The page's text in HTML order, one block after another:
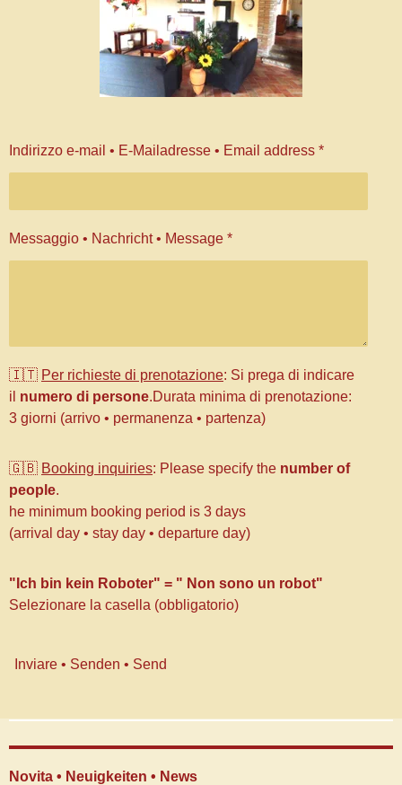
Indirizzo e-mail • E-Mailadresse • Email address *
Messaggio • Nachricht • Message *
🇮🇹 Per richieste di prenotazione: Si prega di indicare
il numero di persone.Durata minima di prenotazione:
3 giorni (arrivo • permanenza • partenza)
🇬🇧 Booking inquiries: Please specify the number of
people.
he minimum booking period is 3 days
(arrival day • stay day • departure day)
"Ich bin kein Roboter" = " Non sono un robot"
Selezionare la casella (obbligatorio)
Inviare • Senden • Send
Novita • Neuigkeiten • News